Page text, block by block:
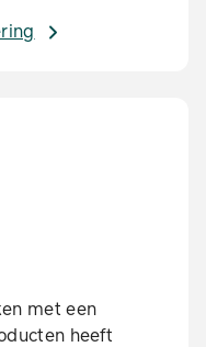
met een
heeft